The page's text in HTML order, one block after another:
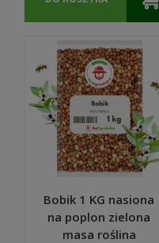
swoją
upraw.
Bobik 1 KG nasiona
na poplon zielona
masa roślina